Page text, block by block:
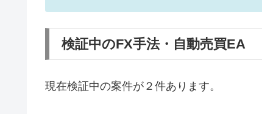
検証中のFX手法・自動売買EA
現在検証中の案件が２件あります。